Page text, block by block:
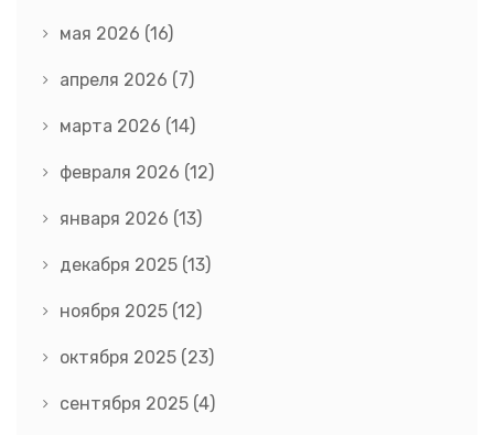
мая 2026 (16)
апреля 2026 (7)
марта 2026 (14)
февраля 2026 (12)
января 2026 (13)
декабря 2025 (13)
ноября 2025 (12)
октября 2025 (23)
сентября 2025 (4)